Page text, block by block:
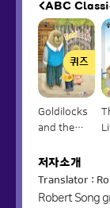
<ABC
퀴즈
Goldilocks
and the
저자소개
Translator :
Robert Song